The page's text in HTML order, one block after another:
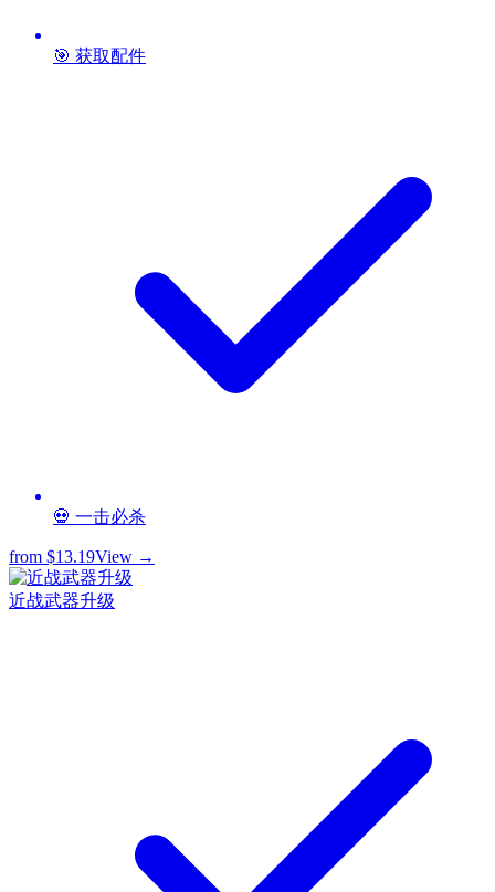
🎯 获取配件
💀 一击必杀
from $13.19View →
近战武器升级